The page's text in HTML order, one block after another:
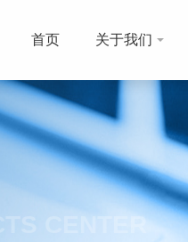
首页 关于我们
CENTER